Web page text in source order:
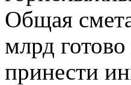
Общая
млрд
принести